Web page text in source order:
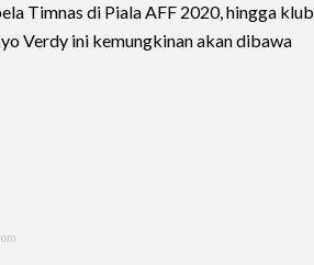
Timnas di Piala AFF 2020, hingga klub
Verdy ini kemungkinan akan dibawa